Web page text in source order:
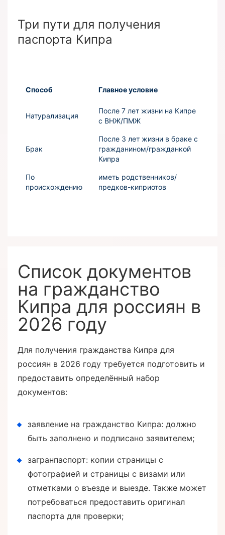
Три пути для получения
паспорта Кипра
Способ Главное условие
Натурализация
После 7 лет жизни на Кипре
с ВНЖ/ПМЖ
Брак
После 3 лет жизни в браке с
гражданином/гражданкой
Кипра
По
происхождению
иметь родственников/
предков-киприотов
Список документов
на гражданство
Кипра для россиян в
2026 году
Для получения гражданства Кипра для
россиян в 2026 году требуется подготовить и
предоставить определённый набор
документов:
заявление на гражданство Кипра: должно
быть заполнено и подписано заявителем;
загранпаспорт: копии страницы с
фотографией и страницы с визами или
отметками о въезде и выезде. Также может
потребоваться предоставить оригинал
паспорта для проверки;